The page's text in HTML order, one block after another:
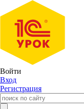
Войти
Вход
Регистрация